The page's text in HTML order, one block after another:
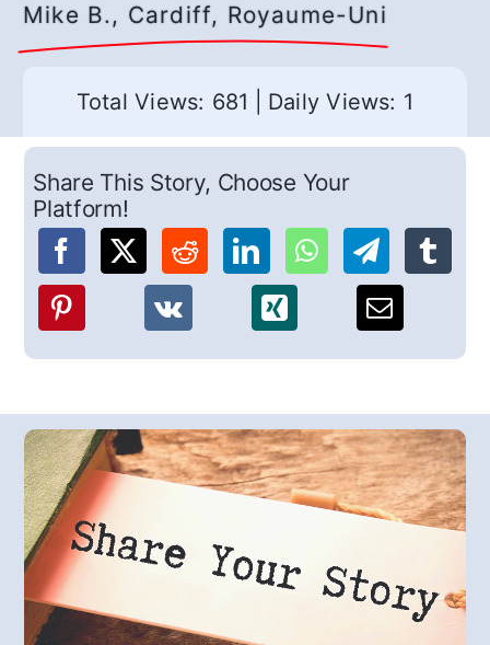
Mike B., Cardiff, Royaume-Uni
Total Views: 681 Daily Views: 1
Share This Story, Choose Your
Platform!